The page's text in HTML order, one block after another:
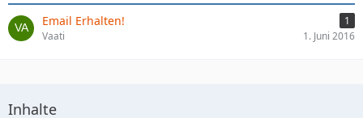
Email Erhalten!
1
Vaati
1. Juni 2016
Inhalte